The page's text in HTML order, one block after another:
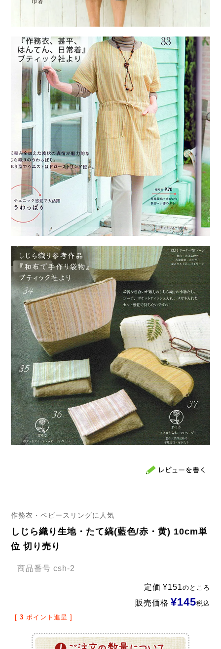
作務衣・ベビースリングに人気
しじら織り生地・たて縞(藍色/赤・黄) 10cm単
位 切り売り
商品番号 csh-2
定価 ¥151のところ
販売価格 ¥145税込
[ 3 ポイント進呈 ]